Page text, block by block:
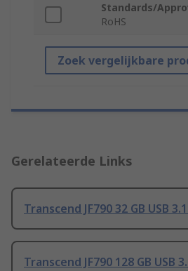
Standards/
RoHS
Zoek vergelijkbare
Gerelateerde Links
Transcend JF790 32 GB USB
Transcend JF790 128 GB USB